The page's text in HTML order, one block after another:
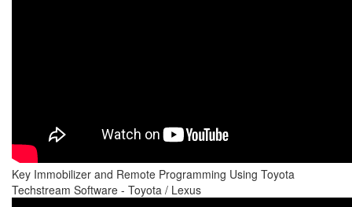
Key Immobilizer and Remote Programming Using Toyota
Techstream Software - Toyota / Lexus